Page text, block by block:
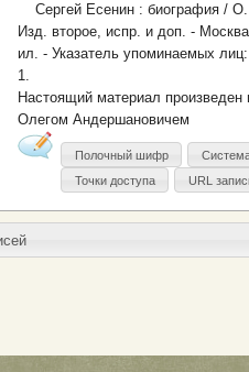
Сергей Есенин : биография /
Изд. второе, испр. и доп. -
ил. - Указатель упоминаемых
1.
Настоящий материал
Олегом Андершановичем
Полочный шифр
Точки доступа
URL